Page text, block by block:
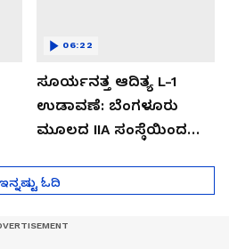
ಸೂರ್ಯನತ್ತ ಆದಿತ್ಯ L-1
ಉಡಾವಣೆ: ಬೆಂಗಳೂರು
ಮೂಲದ IIA ಸಂಸ್ಥೆಯಿಂದ
06:22
ಇನ್ನಷ್ಟು ಓದಿ